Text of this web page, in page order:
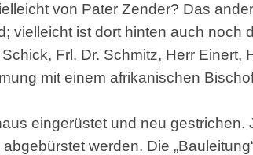
von Pater Zender? Das
vielleicht ist dort hinten auch
Frl. Dr. Schmitz, Herr Einert,
mit einem afrikanischen
eingerüstet und neu
werden. Die